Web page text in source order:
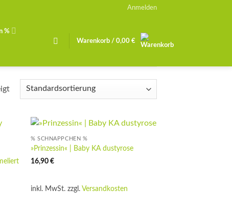
Anmelden
%
Warenkorb / 0,00 €
% SCHNÄPPCHEN %
»Prinzessin« | Baby KA dustyrose
16,90€
inkl. MwSt. zzgl.Versandkosten